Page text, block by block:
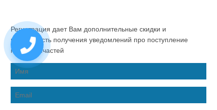
Регистрация дает Вам дополнительные скидки и
возможность получения уведомлений про поступление
новых запчастей